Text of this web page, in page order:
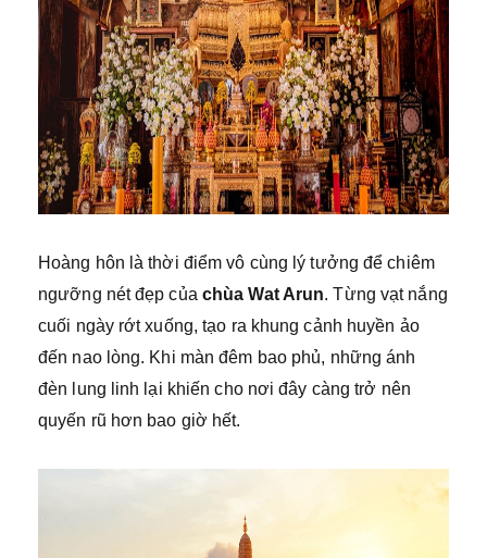
Hoàng hôn là thời điểm vô cùng lý tưởng để chiêm
ngưỡng nét đẹp của chùa Wat Arun. Từng vạt nắng
cuối ngày rớt xuống, tạo ra khung cảnh huyền ảo
đến nao lòng. Khi màn đêm bao phủ, những ánh
đèn lung linh lại khiến cho nơi đây càng trở nên
quyến rũ hơn bao giờ hết.